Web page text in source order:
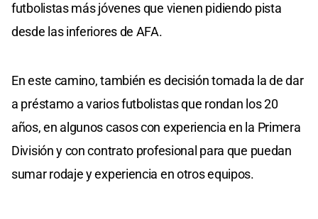
futbolistas más jóvenes que vienen pidiendo pista
desde las inferiores de AFA.
En este camino, también es decisión tomada la de dar
a préstamo a varios futbolistas que rondan los 20
años, en algunos casos con experiencia en la Primera
División y con contrato profesional para que puedan
sumar rodaje y experiencia en otros equipos.